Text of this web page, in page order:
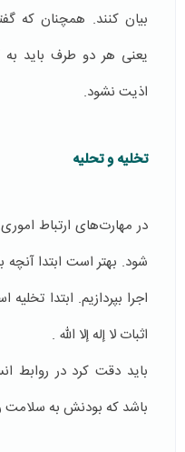
بیان کنند. همچنان که
یعنی هر دو طرف باید
اذیت نشود.
تخلیه و تحلیه
در مهارت‌های ارتباط اموری
شود. بهتر است ابتدا
اجرا بپردازیم. ابتدا
اثبات لا إله إلا الله .
باید دقت کرد در روابط
باشد که بودنش به سلامت